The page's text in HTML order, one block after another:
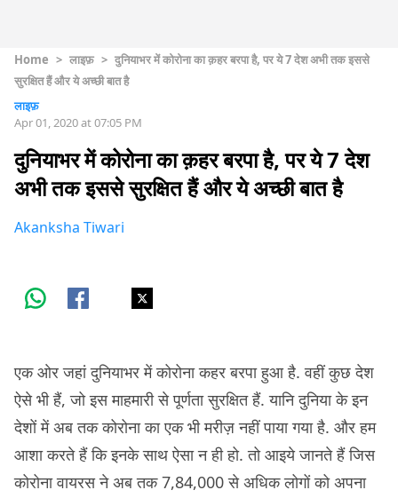
Home > लाइफ़ > दुनियाभर में कोरोना का क़हर बरपा है, पर ये 7 देश अभी तक इससे
सुरक्षित हैं और ये अच्छी बात है
लाइफ़
Apr 01, 2020 at 07:05 PM
दुनियाभर में कोरोना का क़हर बरपा है, पर ये 7 देश
अभी तक इससे सुरक्षित हैं और ये अच्छी बात है
Akanksha Tiwari
एक ओर जहां दुनियाभर में कोरोना कहर बरपा हुआ है. वहीं कुछ देश
ऐसे भी हैं, जो इस माहमारी से पूर्णता सुरक्षित हैं. यानि दुनिया के इन
देशों में अब तक कोरोना का एक भी मरीज़ नहीं पाया गया है. और हम
आशा करते हैं कि इनके साथ ऐसा न ही हो. तो आइये जानते हैं जिस
कोरोना वायरस ने अब तक 7,84,000 से अधिक लोगों को अपना